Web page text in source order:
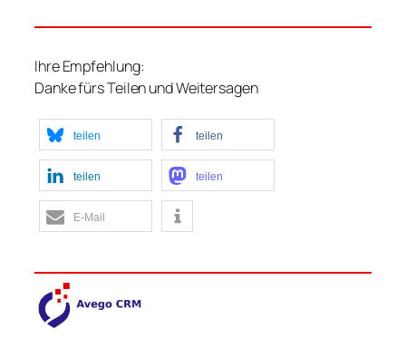
Ihre Empfehlung:
Danke fürs Teilen und Weitersagen
teilen teilen
teilen teilen
E-Mail